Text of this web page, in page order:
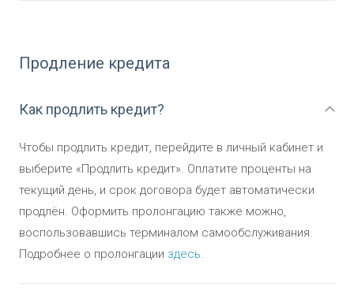
Продление кредита
Как продлить кредит?
Чтобы продлить кредит, перейдите в личный кабинет и
выберите «Продлить кредит». Оплатите проценты на
текущий день, и срок договора будет автоматически
продлён. Оформить пролонгацию также можно,
воспользовавшись терминалом самообслуживания.
Подробнее о пролонгации здесь.